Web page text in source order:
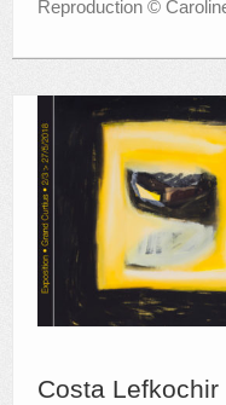
Reproduction ©
Costa Lefkochir